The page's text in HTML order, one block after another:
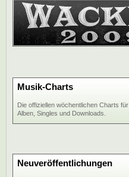
Musik-Charts
Die offiziellen wöchentlichen Charts für
Alben, Singles und Downloads.
Neuveröffentlichungen